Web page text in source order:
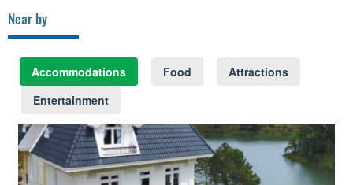
Near by
Accommodations Food
Attractions
Entertainment